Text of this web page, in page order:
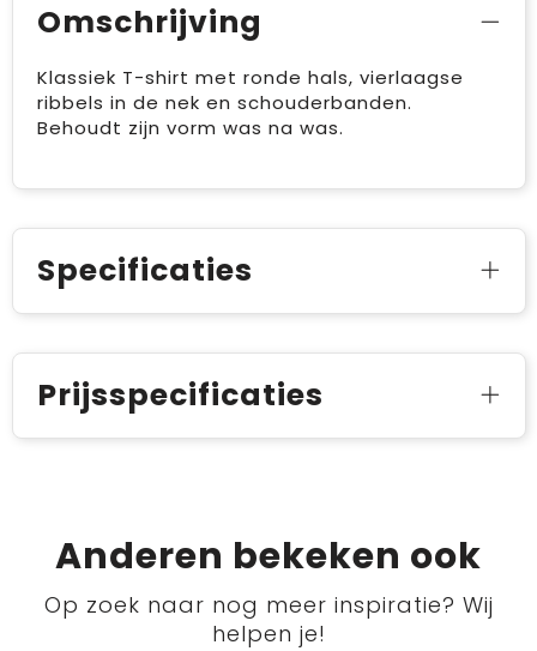
Omschrijving
Klassiek T-shirt met ronde hals, vierlaagse
ribbels in de nek en schouderbanden.
Behoudt zijn vorm was na was.
Specificaties
Prijsspecificaties
Anderen bekeken ook
Op zoek naar nog meer inspiratie? Wij
helpen je!